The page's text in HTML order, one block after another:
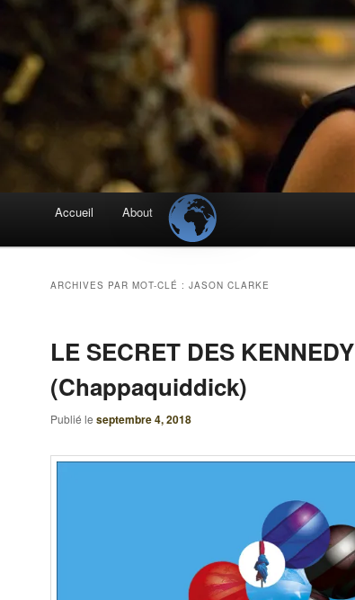
Accueil About
ARCHIVES PAR MOT-CLÉ : JASON CLARKE
LE SECRET DES KENNEDY
(Chappaquiddick)
Publié le septembre 4, 2018